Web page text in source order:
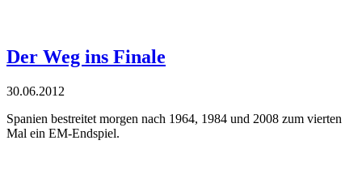
Der Weg ins Finale
30.06.2012
Spanien bestreitet morgen nach 1964, 1984 und 2008 zum vierten
Mal ein EM-Endspiel.